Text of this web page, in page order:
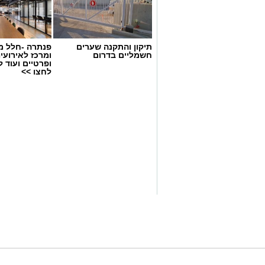
יש לכם מידע חשוב שטרם נחשף?
בכתבה? נשמח שתשתפו אותנו
תיקון והתקנה שערים
חשמליים בדרום
פנתרה -חלל
ומרכז
ופרטיים ועוד
לחצו >>